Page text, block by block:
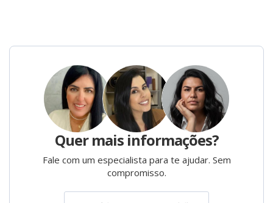
Quer mais informações?
Fale com um especialista para te ajudar. Sem
compromisso.